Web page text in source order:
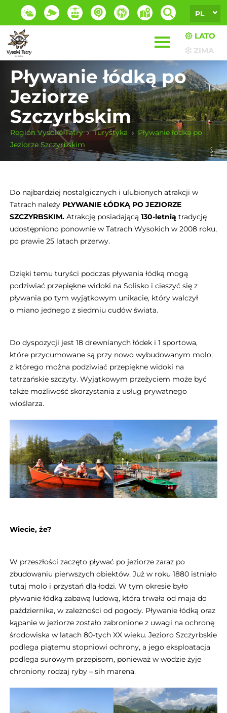
PL
LATO
ZIMA
Pływanie łódką po
Jeziorze
Szczyrbskim
Región Vysoké Tatry Turystyka
Pływanie łódką po
Jeziorze Szczyrbskim
Do najbardziej nostalgicznych i ulubionych atrakcji w
Tatrach należyPŁYWANIE ŁÓDKĄ PO JEZIORZE
SZCZYRBSKIM.Atrakcję posiadającą 130-letnią tradycję
udostępniono ponownie w Tatrach Wysokich w 2008 roku,
po prawie 25 latach przerwy.
Dzięki temu turyści podczas pływania łódką mogą
podziwiać przepiękne widoki na Solisko i cieszyć się z
pływania po tym wyjątkowym unikacie, który walczył
o miano jednego z siedmiu cudów świata.
Do dyspozycji jest 18 drewnianych łódek i 1 sportowa,
które przycumowane są przy nowo wybudowanym molo,
z którego można podziwiać przepiękne widoki na
tatrzańskie szczyty. Wyjątkowym przeżyciem może być
także możliwość skorzystania z usług prywatnego
wioślarza.
Wiecie, że?
W przeszłości zaczęto pływać po jeziorze zaraz po
zbudowaniu pierwszych obiektów. Już w roku 1880 istniało
tutaj molo i przystań dla łodzi. W tym okresie było
pływanie łódką zabawą ludową, która trwała od maja do
października, w zależności od pogody. Pływanie łódką oraz
kąpanie w jeziorze zostało zabronione z uwagi na ochronę
środowiska w latach 80-tych XX wieku. Jezioro Szczyrbskie
podlega piątemu stopniowi ochrony, a jego eksploatacja
podlega surowym przepisom, ponieważ w wodzie żyje
chroniony rodzaj ryby – sih marena.